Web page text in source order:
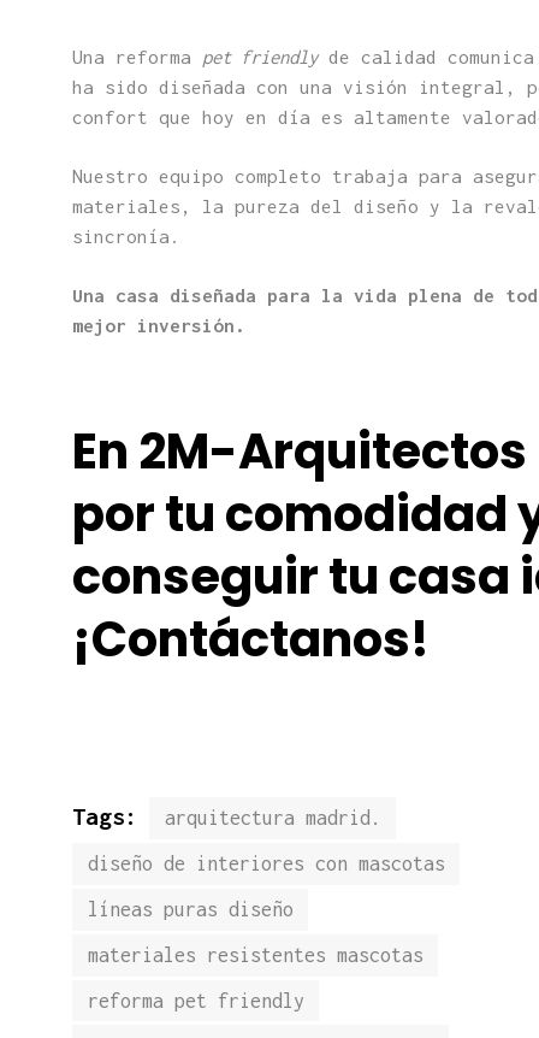
Una reforma pet friendlyde calidad
ha sido diseñada con una visión integral,
confort que hoy en día es altamente
Nuestro equipo completo trabaja para
materiales, la pureza del diseño y la
sincronía.
Una casa diseñada para la vida plena de
mejor inversión.
En 2M-
por tu comodidad
conseguir tu casa
¡Contáctanos!
Tags:
arquitectura madrid.
diseño de interiores con mascotas
líneas puras diseño
materiales resistentes mascotas
reforma pet friendly